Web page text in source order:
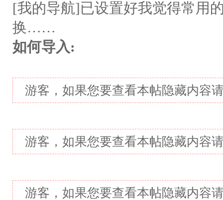
[我的导航]已设置好我觉得常用
换……
如何导入:
游客，如果您要查看本帖隐藏内容
游客，如果您要查看本帖隐藏内容
游客，如果您要查看本帖隐藏内容